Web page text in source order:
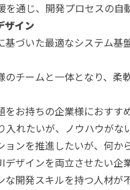
通じ、開発プロセスの自
ザイン
づいた最適なシステム基
チームと一体となり、柔
お持ちの企業様におすすめ
入れたいが、ノウハウがな
ョンを推進したいが、何か
デザインを両立させたい企
な開発スキルを持つ人材が